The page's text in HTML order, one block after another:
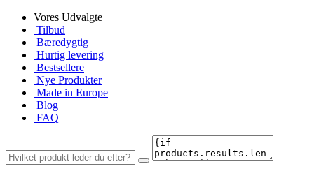
Vores Udvalgte
Tilbud
Bæredygtig
Hurtig levering
Bestsellere
Nye Produkter
Made in Europe
Blog
FAQ